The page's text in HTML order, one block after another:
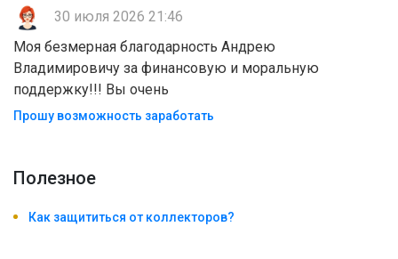
30 июля 2026 21:46
Моя безмерная благодарность Андрею
Владимировичу за финансовую и моральную
поддержку!!! Вы очень
Прошу возможность заработать
Полезноe
Как защититься от коллекторов?